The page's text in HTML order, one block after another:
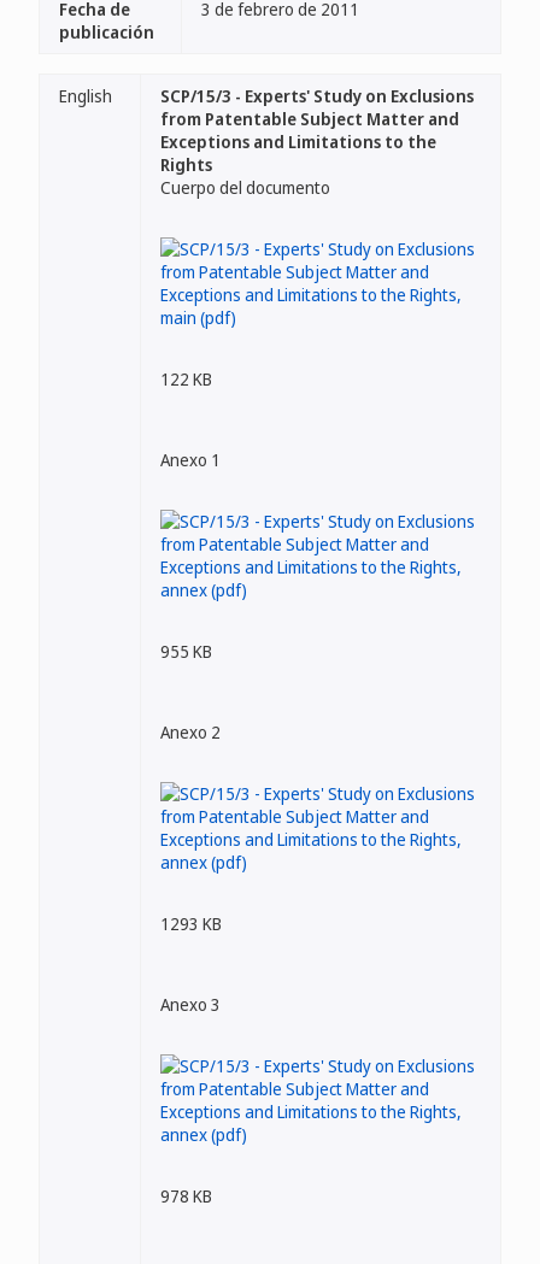
Fecha de
publicación
3 de febrero de 2011
English
SCP/15/3 - Experts' Study on Exclusions
from Patentable Subject Matter and
Exceptions and Limitations to the
Rights
Cuerpo del documento
122 KB
Anexo 1
955 KB
Anexo 2
1293 KB
Anexo 3
978 KB